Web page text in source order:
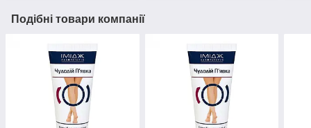
Подібні товари компанії